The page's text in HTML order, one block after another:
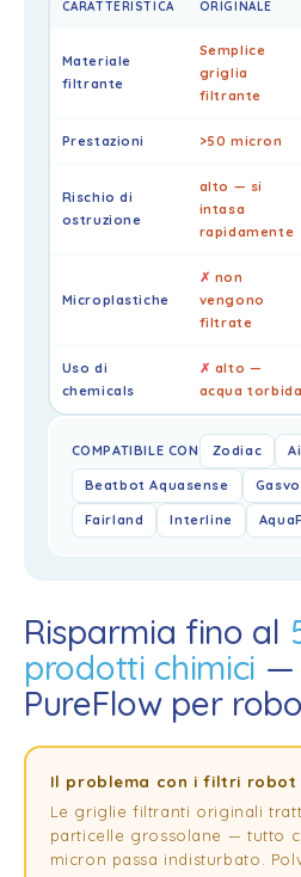
Risparmia fino al
prodotti chimici —
PureFlow per
Il problema con i filtri robot
Le griglie filtranti originali
particelle grossolane — tutto
micron passa indisturbato.
CARATTERISTICA ORIGINALE
Materiale
filtrante
Semplice
griglia
filtrante
Prestazioni >50 micron
Rischio di
ostruzione
alto — si
intasa
rapidamente
Microplastiche
✗ non
vengono
filtrate
Uso di
chemicals
✗ alto —
acqua torbida
COMPATIBILE CON Zodiac
Beatbot Aquasense
Fairland Interline